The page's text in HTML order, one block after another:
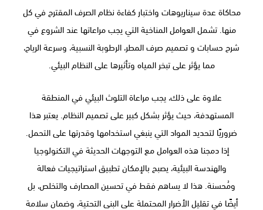
محاكاة عدة سيناريوهات واختبار كفاءة نظام الصرف المقترح في كل
منها. تشمل العوامل المناخية التي يجب مراعاتها عند الشروع في
شرح حسابات و تصميم صرف المطر، الرطوبة النسبية، وسرعة الرياح،
مما يؤثر على تبخر المياه وتأثيرها على النظام البيئي.
علاوة على ذلك، يجب مراعاة التلوث البيئي في المنطقة
المستهدفة، حيث يؤثر بشكل كبير على تصميم النظام. يعتبر هذا
ضروريًا لتحديد المواد التي ينبغي استخدامها وقدرتها على التحمل.
إذا دمجنا هذه العوامل مع التوجهات الحديثة في التكنولوجيا
والهندسة البيئية، يصبح بالإمكان تطبيق استراتيجيات فعالة
ومُحسنة. هذا لا يساهم فقط في تحسين المصارف والتخلص، بل
أيضًا في تقليل الأضرار المحتملة على البنى التحتية، وضمان سلامة